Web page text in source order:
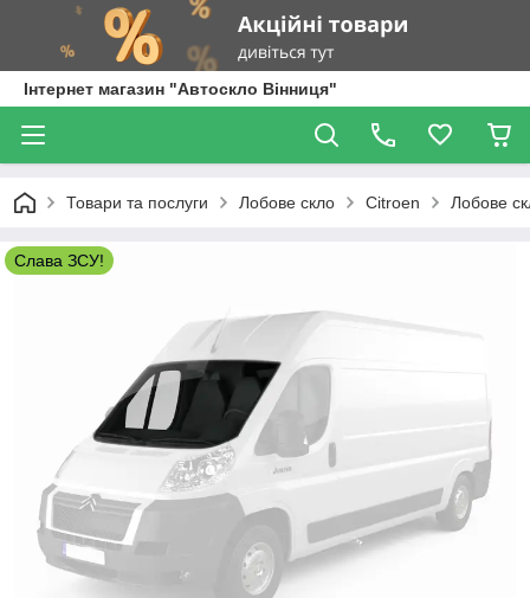
Інтернет магазин "Автоскло Вінниця"
Товари та послуги Лобове скло Citroen Лобове
Слава ЗСУ!